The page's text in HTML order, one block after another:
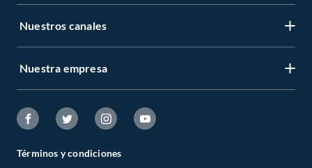
Nuestros canales
Nuestra empresa
Términos y condiciones